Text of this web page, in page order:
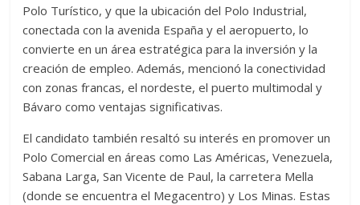
Polo Turístico, y que la ubicación del Polo Industrial,
conectada con la avenida España y el aeropuerto, lo
convierte en un área estratégica para la inversión y la
creación de empleo. Además, mencionó la conectividad
con zonas francas, el nordeste, el puerto multimodal y
Bávaro como ventajas significativas.
El candidato también resaltó su interés en promover un
Polo Comercial en áreas como Las Américas, Venezuela,
Sabana Larga, San Vicente de Paul, la carretera Mella
(donde se encuentra el Megacentro) y Los Minas. Estas